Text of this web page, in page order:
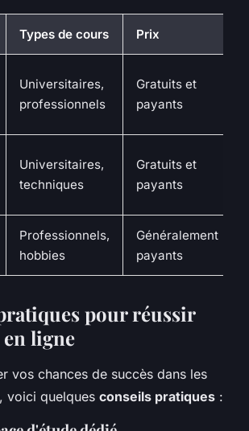
Types de cours Prix
Universitaires,
professionnels
Gratuits et
payants
Universitaires,
techniques
Gratuits et
payants
Professionnels,
hobbies
Généralement
payants
pour réussir
ligne
vos chances de succès dans les
voici quelques conseils pratiques :